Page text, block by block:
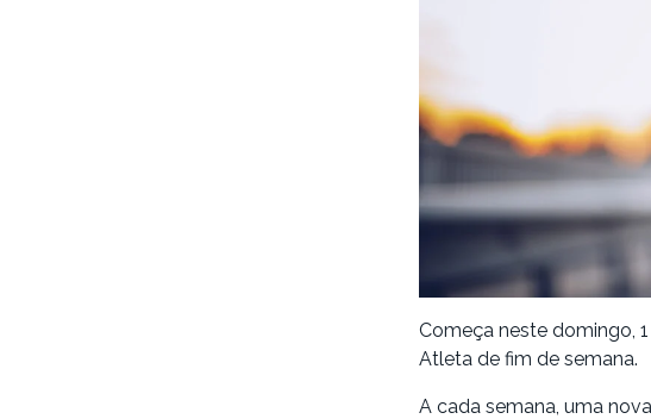
Começa neste domingo,
Atleta de fim de semana.
A cada semana, uma